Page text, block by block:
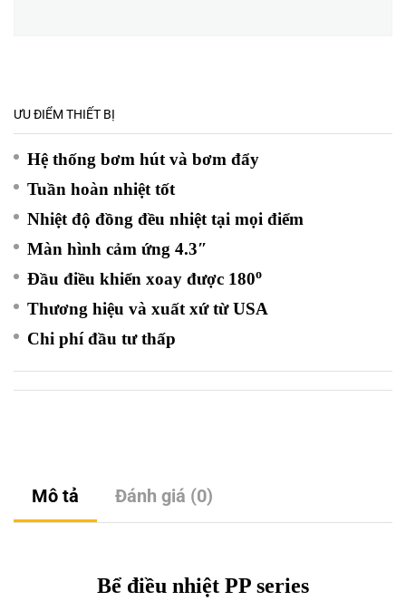
ƯU ĐIỂM THIẾT BỊ
Hệ thống bơm hút và bơm đẩy
Tuần hoàn nhiệt tốt
Nhiệt độ đồng đều nhiệt tại mọi điểm
Màn hình cảm ứng 4.3″
Đầu điều khiển xoay được 180o
Thương hiệu và xuất xứ từ USA
Chi phí đầu tư thấp
Mô tả Đánh giá (0)
Bể điều nhiệt PP series